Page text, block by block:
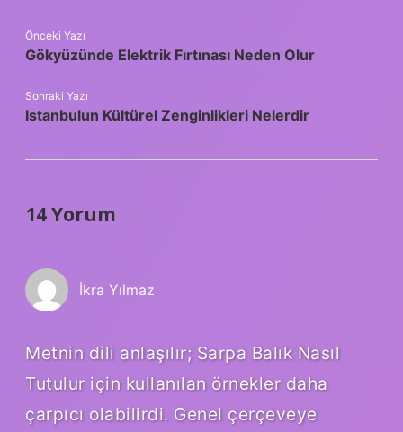
Önceki Yazı
Gökyüzünde Elektrik Fırtınası Neden Olur
Sonraki Yazı
Istanbulun Kültürel Zenginlikleri Nelerdir
14 Yorum
İkra Yılmaz
Metnin dili anlaşılır; Sarpa Balık Nasıl
Tutulur için kullanılan örnekler daha
çarpıcı olabilirdi. Genel çerçeveye